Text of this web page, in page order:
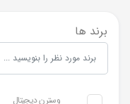
برند ها
وسترن دیجیتال